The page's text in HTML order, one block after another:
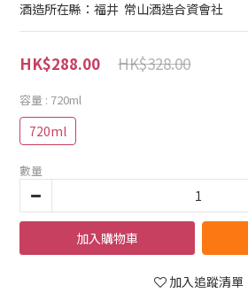
酒造所在縣：福井  常山酒造合資會社
HK$328.00
HK$288.00
容量 : 720ml
720ml
數量
加入購物車
加入追蹤清單